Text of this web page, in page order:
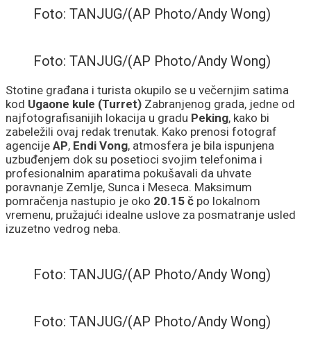
demonstranti, građani i
policija zbog rada kafića
subotom
Foto: TANJUG/(AP Photo/Andy Wong)
Foto: TANJUG/(AP Photo/Andy Wong)
Stotine građana i turista okupilo se u večernjim satima
kod Ugaone kule (Turret) Zabranjenog grada, jedne od
najfotografisanijih lokacija u gradu Peking, kako bi
zabeležili ovaj redak trenutak. Kako prenosi fotograf
agencije AP, Endi Vong, atmosfera je bila ispunjena
uzbuđenjem dok su posetioci svojim telefonima i
profesionalnim aparatima pokušavali da uhvate
poravnanje Zemlje, Sunca i Meseca. Maksimum
pomračenja nastupio je oko 20.15 č po lokalnom
vremenu, pružajući idealne uslove za posmatranje usled
izuzetno vedrog neba.
Foto: TANJUG/(AP Photo/Andy Wong)
Foto: TANJUG/(AP Photo/Andy Wong)